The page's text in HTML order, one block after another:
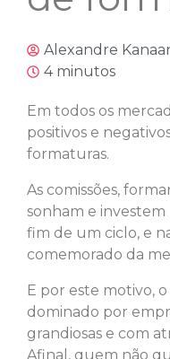
Alexandre
4 minutos
Em todos os
positivos e
formaturas.
As comissões,
sonham e
fim de um ciclo, e
comemorado da
E por este motivo,
dominado por
grandiosas e com
Afinal, quem não